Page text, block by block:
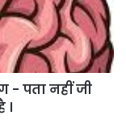
- पता नहीं जी
।